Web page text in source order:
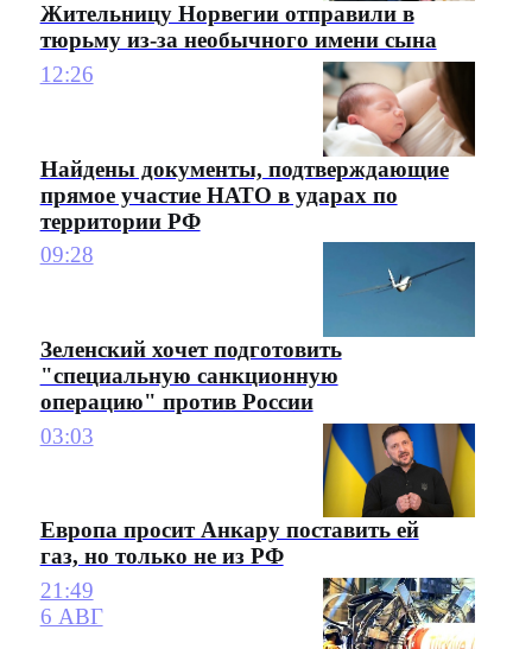
Жительницу Норвегии отправили в
тюрьму из-за необычного имени сына
12:26
Найдены документы, подтверждающие
прямое участие НАТО в ударах по
территории РФ
09:28
Зеленский хочет подготовить
"специальную санкционную
операцию" против России
03:03
Европа просит Анкару поставить ей
газ, но только не из РФ
21:49
6 АВГ